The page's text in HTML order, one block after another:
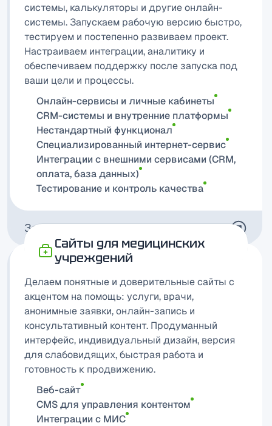
системы, калькуляторы и другие онлайн-
системы. Запускаем рабочую версию быстро,
тестируем и постепенно развиваем проект.
Настраиваем интеграции, аналитику и
обеспечиваем поддержку после запуска под
ваши цели и процессы.
Онлайн-сервисы и личные кабинеты
CRM-системы и внутренние платформы
Нестандартный функционал
Специализированный интернет-сервис
Интеграции с внешними сервисами (CRM,
оплата, база данных)
Тестирование и контроль качества
Задать вопрос
Сайты для медицинских
учреждений
Делаем понятные и доверительные сайты с
акцентом на помощь: услуги, врачи,
анонимные заявки, онлайн-запись и
консультативный контент. Продуманный
интерфейс, индивидуальный дизайн, версия
для слабовидящих, быстрая работа и
готовность к продвижению.
Веб-сайт
CMS для управления контентом
Интеграции c MИС